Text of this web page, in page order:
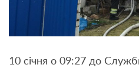
10 січня о 09:27 до